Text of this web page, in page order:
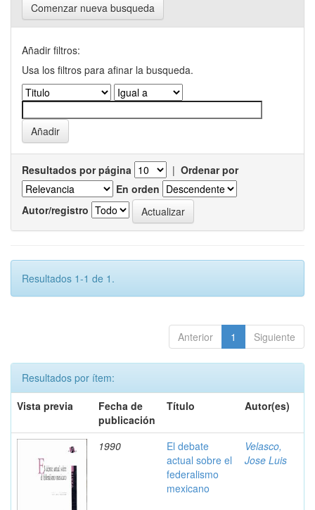
Comenzar nueva busqueda
Añadir filtros:
Usa los filtros para afinar la busqueda.
Resultados por página | Ordenar por
En orden
Autor/registro
Resultados 1-1 de 1.
Anterior 1 Siguiente
Resultados por ítem:
Vista previa
Fecha de
publicación
Título Autor(es)
1990
El debate
actual sobre el
federalismo
mexicano
Velasco,
Jose Luis